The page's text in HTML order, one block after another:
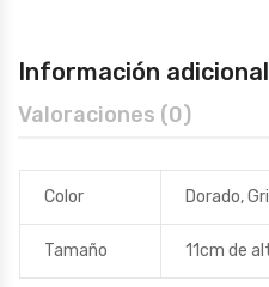
Información adicional
Valoraciones (0)
Color Dorado,
Tamaño 11cm de